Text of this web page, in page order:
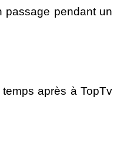
passage pendant un
après à TopTv